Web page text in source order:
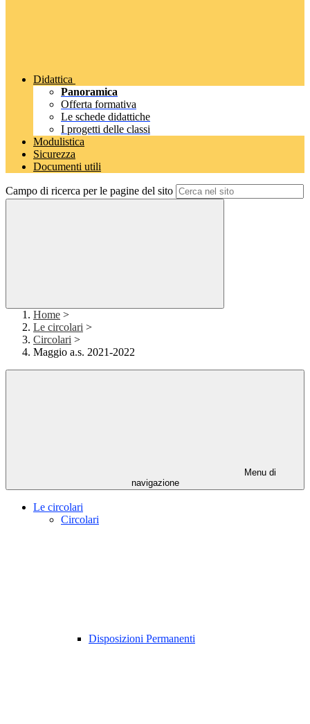
Didattica
Panoramica
Offerta formativa
Le schede didattiche
I progetti delle classi
Modulistica
Sicurezza
Documenti utili
Campo di ricerca per le pagine del sito
Home >
Le circolari >
Circolari >
Maggio a.s. 2021-2022
Menu di
navigazione
Le circolari
Circolari
Disposizioni Permanenti